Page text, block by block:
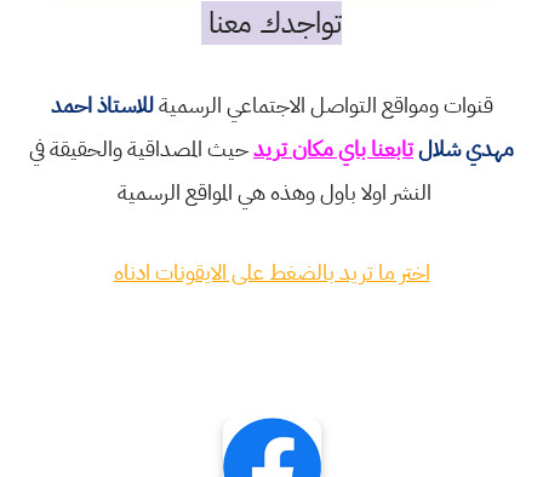
تواجدك معنا
قنوات ومواقع التواصل الاجتماعي الرسميةللاستاذ احمد
مهدي شلالتابعنا باي مكان تريدحيث المصداقية والحقيقة في
النشر اولا باول وهذه هي المواقع الرسمية
اختر ما تريد بالضغط على الايقونات ادناه